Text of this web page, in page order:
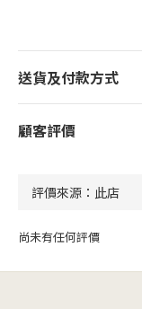
送貨及付款方式
顧客評價
尚未有任何評價